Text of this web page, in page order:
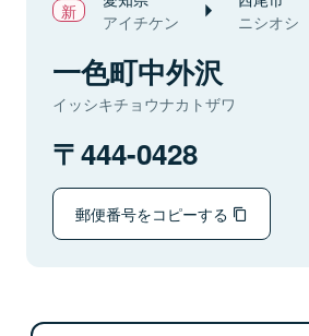
アイチケン ニシオシ
一色町中外沢
イッシキチョウナカトザワ
444-0428
郵便番号をコピーする